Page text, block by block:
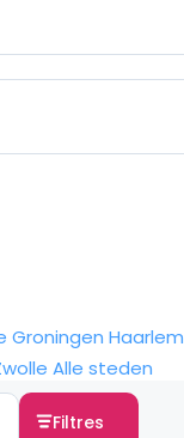
Groningen Haarlem
Alle steden
Filtres